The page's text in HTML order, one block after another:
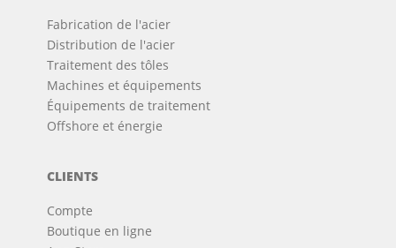
Fabrication de l'acier
Distribution de l'acier
Traitement des tôles
Machines et équipements
Équipements de traitement
Offshore et énergie
CLIENTS
Compte
Boutique en ligne